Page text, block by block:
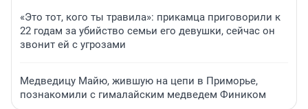
«Это тот, кого ты травила»: прикамца приговорили к
22 годам за убийство семьи его девушки, сейчас он
звонит ей с угрозами
Медведицу Майю, жившую на цепи в Приморье,
познакомили с гималайским медведем Фиником